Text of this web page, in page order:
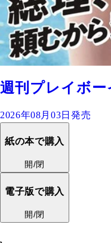
週刊プレイボー
2026年08月03日発売
紙の本で購入
開/閉
電子版で購入
開/閉